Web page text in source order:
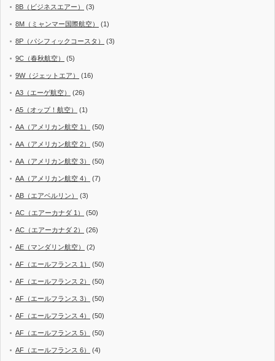
8B（ビジネスエアー） (3)
8M（ミャンマー国際航空） (1)
8P（パシフィックコースタ） (3)
9C（春秋航空） (5)
9W（ジェットエア） (16)
A3（エーゲ航空） (26)
A5（オップ！航空） (1)
AA（アメリカン航空 1） (50)
AA（アメリカン航空 2） (50)
AA（アメリカン航空 3） (50)
AA（アメリカン航空 4） (7)
AB（エアベルリン） (3)
AC（エアーカナダ 1） (50)
AC（エアーカナダ 2） (26)
AE（マンダリン航空） (2)
AF（エールフランス 1） (50)
AF（エールフランス 2） (50)
AF（エールフランス 3） (50)
AF（エールフランス 4） (50)
AF（エールフランス 5） (50)
AF（エールフランス 6） (4)